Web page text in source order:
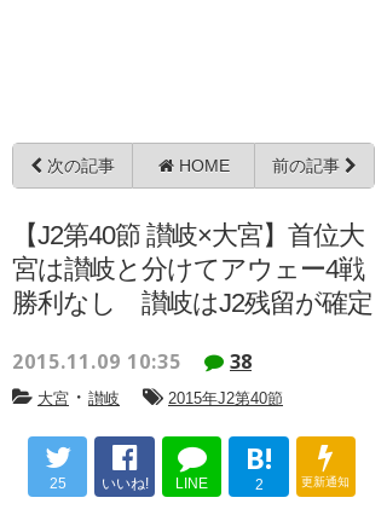
次の記事 HOME 前の記事
【J2第40節 讃岐×大宮】首位大
宮は讃岐と分けてアウェー4戦
勝利なし 讃岐はJ2残留が確定
2015.11.09 10:35 38
大宮 ・ 讃岐 2015年J2第40節
25 いいね! LINE
B!
2 更新通知